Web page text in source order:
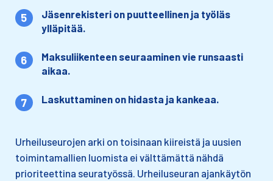
Jäsenrekisteri on puutteellinen ja työläs
ylläpitää.
Maksuliikenteen seuraaminen vie runsaasti
aikaa.
Laskuttaminen on hidasta ja kankeaa.
Urheiluseurojen arki on toisinaan kiireistä ja uusien
toimintamallien luomista ei välttämättä nähdä
prioriteettina seuratyössä. Urheiluseuran ajankäytön